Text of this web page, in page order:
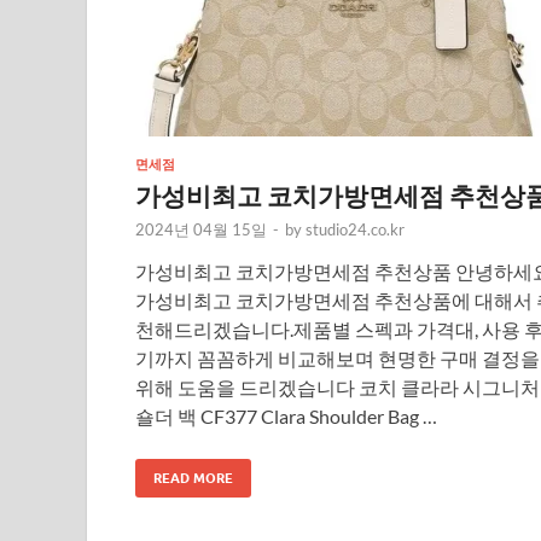
면세점
가성비최고 코치가방면세점 추천상
2024년 04월 15일 - bystudio24.co.kr
가성비최고 코치가방면세점 추천상품 안녕하세
가성비최고 코치가방면세점 추천상품에 대해서
천해드리겠습니다.제품별 스펙과 가격대, 사용 후
기까지 꼼꼼하게 비교해보며 현명한 구매 결정을
위해 도움을 드리겠습니다 코치 클라라 시그니처
숄더 백 CF377 Clara Shoulder Bag …
READ MORE